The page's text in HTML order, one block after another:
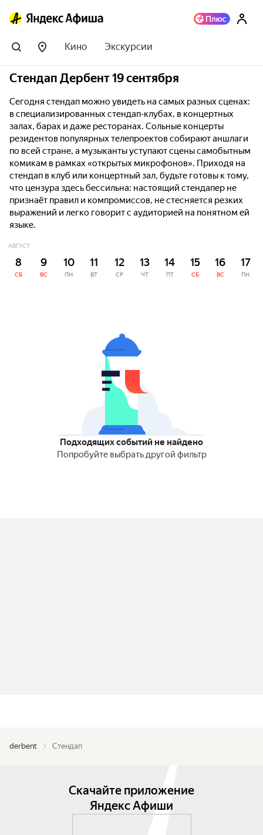
Кино Экскурсии
Стендап Дербент 19 сентября
Сегодня стендап можно увидеть на самых разных сценах:
в специализированных стендап-клубах, в концертных
залах, барах и даже ресторанах. Сольные концерты
резидентов популярных телепроектов собирают аншлаги
по всей стране, а музыканты уступают сцены самобытным
комикам в рамках «открытых микрофонов». Приходя на
стендап в клуб или концертный зал, будьте готовы к тому,
что цензура здесь бессильна: настоящий стендапер не
признаёт правил и компромиссов, не стесняется резких
выражений и легко говорит с аудиторией на понятном ей
языке.
АВГУСТ
8
СБ
9
ВС
10
ПН
11
ВТ
12
СР
13
ЧТ
14
ПТ
15
СБ
16
ВС
17
ПН
Подходящих событий не найдено
Попробуйте выбрать другой фильтр
derbent Стендап
Скачайте приложение
Яндекс Афиши